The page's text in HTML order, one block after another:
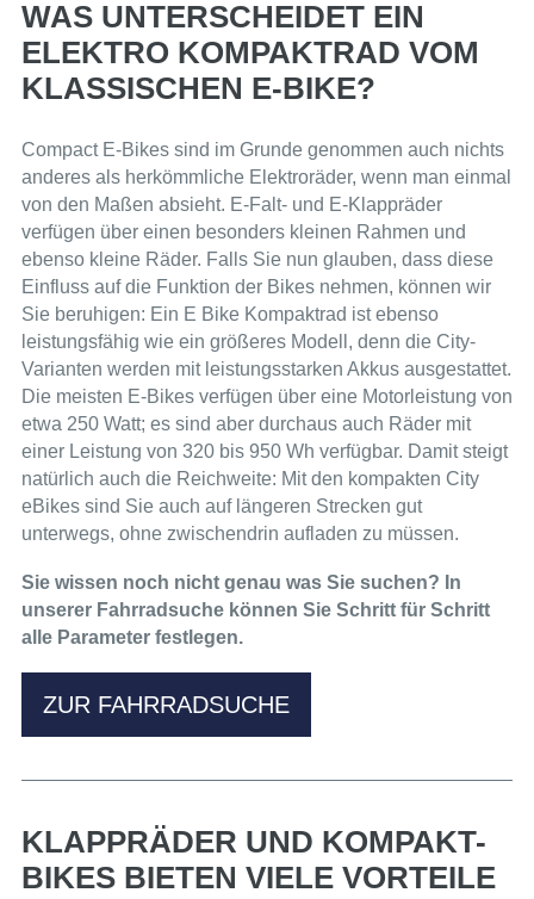
WAS UNTERSCHEIDET EIN
ELEKTRO KOMPAKTRAD VOM
KLASSISCHEN E-BIKE?
Compact E-Bikes sind im Grunde genommen auch nichts
anderes als herkömmliche Elektroräder, wenn man einmal
von den Maßen absieht. E-Falt- und E-Klappräder
verfügen über einen besonders kleinen Rahmen und
ebenso kleine Räder. Falls Sie nun glauben, dass diese
Einfluss auf die Funktion der Bikes nehmen, können wir
Sie beruhigen: Ein E Bike Kompaktrad ist ebenso
leistungsfähig wie ein größeres Modell, denn die City-
Varianten werden mit leistungsstarken Akkus ausgestattet.
Die meisten E-Bikes verfügen über eine Motorleistung von
etwa 250 Watt; es sind aber durchaus auch Räder mit
einer Leistung von 320 bis 950 Wh verfügbar. Damit steigt
natürlich auch die Reichweite: Mit den kompakten City
eBikes sind Sie auch auf längeren Strecken gut
unterwegs, ohne zwischendrin aufladen zu müssen.
Sie wissen noch nicht genau was Sie suchen? In
unserer Fahrradsuche können Sie Schritt für Schritt
alle Parameter festlegen.
ZUR FAHRRADSUCHE
KLAPPRÄDER UND KOMPAKT-
BIKES BIETEN VIELE VORTEILE